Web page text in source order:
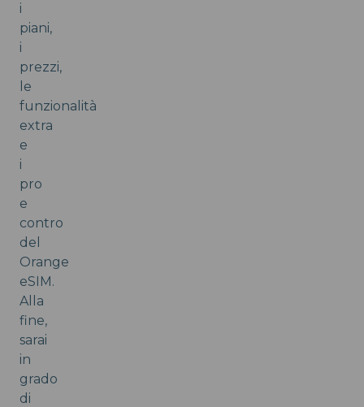
i
piani,
i
prezzi,
le
funzionalità
extra
e
i
pro
e
contro
del
Orange
eSIM.
Alla
fine,
sarai
in
grado
di